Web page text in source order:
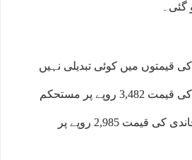
قیمتوں میں کوئی تبدیلی نہیں
ہوئی۔ ایک تولہ چاندی کی قیمت 3,482 روپے پر مستحکم
رہی جب کہ 10 گرام چاندی کی قیمت 2,985 روپے پر